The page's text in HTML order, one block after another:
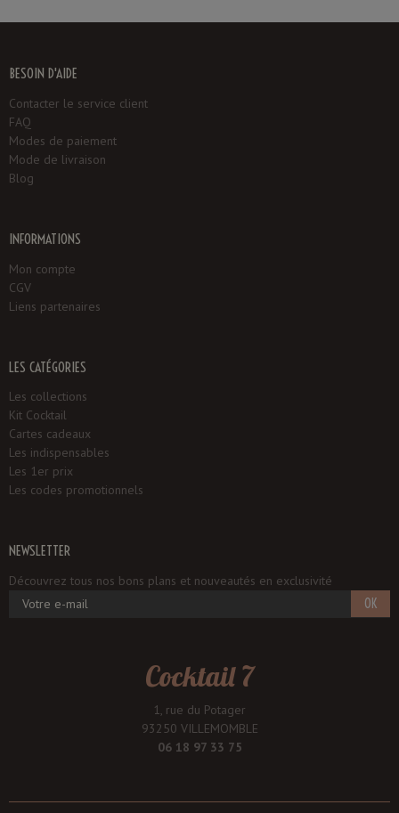
BESOIN D'AIDE
Contacter le service client
FAQ
Modes de paiement
Mode de livraison
Blog
INFORMATIONS
Mon compte
CGV
Liens partenaires
LES CATÉGORIES
Les collections
Kit Cocktail
Cartes cadeaux
Les indispensables
Les 1er prix
Les codes promotionnels
NEWSLETTER
Découvrez tous nos bons plans et nouveautés en exclusivité
OK
Cocktail 7
1, rue du Potager
93250 VILLEMOMBLE
06 18 97 33 75